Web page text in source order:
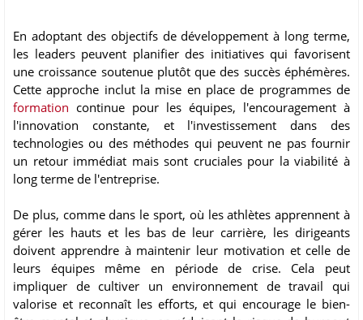
En adoptant des objectifs de développement à long terme,
les leaders peuvent planifier des initiatives qui favorisent
une croissance soutenue plutôt que des succès éphémères.
Cette approche inclut la mise en place de programmes de
formation continue pour les équipes, l'encouragement à
l'innovation constante, et l'investissement dans des
technologies ou des méthodes qui peuvent ne pas fournir
un retour immédiat mais sont cruciales pour la viabilité à
long terme de l'entreprise.
De plus, comme dans le sport, où les athlètes apprennent à
gérer les hauts et les bas de leur carrière, les dirigeants
doivent apprendre à maintenir leur motivation et celle de
leurs équipes même en période de crise. Cela peut
impliquer de cultiver un environnement de travail qui
valorise et reconnaît les efforts, et qui encourage le bien-